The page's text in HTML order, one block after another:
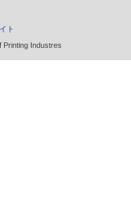
ト
Printing Industres